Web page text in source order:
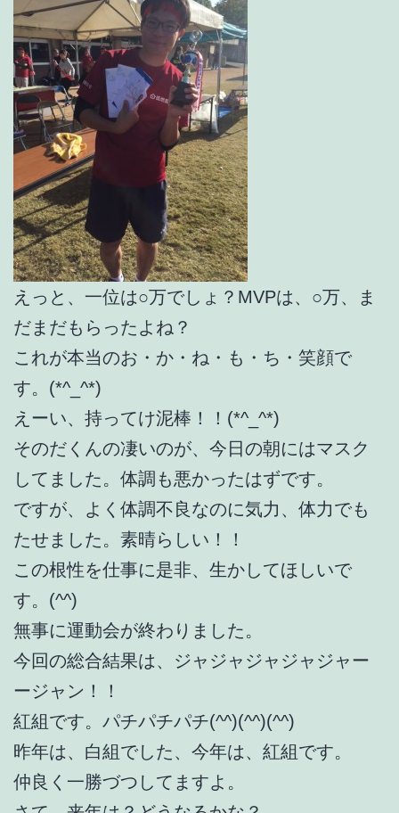
えっと、一位は○万でしょ？MVPは、○万、ま
だまだもらったよね？
これが本当のお・か・ね・も・ち・笑顔で
す。(*^_^*)
えーい、持ってけ泥棒！！(*^_^*)
そのだくんの凄いのが、今日の朝にはマスク
してました。体調も悪かったはずです。
ですが、よく体調不良なのに気力、体力でも
たせました。素晴らしい！！
この根性を仕事に是非、生かしてほしいで
す。(^^)
無事に運動会が終わりました。
今回の総合結果は、ジャジャジャジャジャー
ージャン！！
紅組です。パチパチパチ(^^)(^^)(^^)
昨年は、白組でした、今年は、紅組です。
仲良く一勝づつしてますよ。